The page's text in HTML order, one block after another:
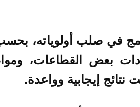
في صلب أولوياته،
بعض القطاعات،
نتائج إيجابية وواعدة.